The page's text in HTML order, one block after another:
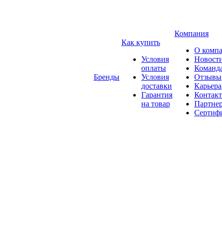
Бренды
Как купить
Условия
оплаты
Условия
доставки
Гарантия
на товар
Компания
О
Отзывы
Карьера